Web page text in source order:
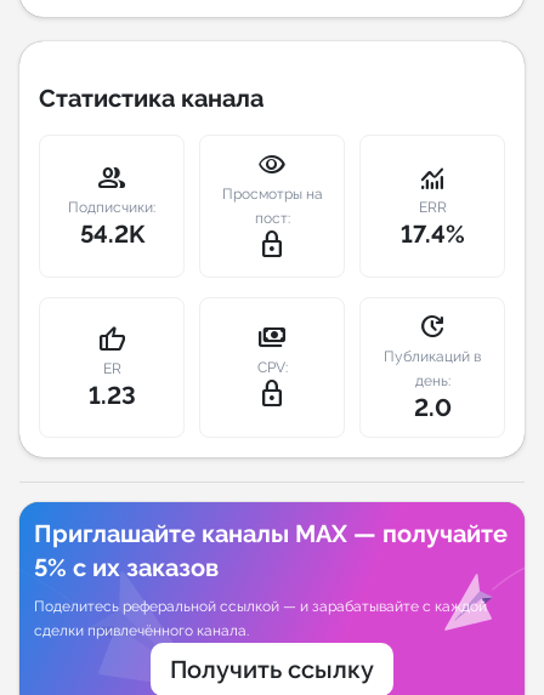
Индекс читаемости каналов в Telegram
Аналитика MAX каналов
Индивидуальное сопровождение
Аналитика Telegram
Статистика канала
group
Подписчики:
54.2K
visibility
Просмотры на
пост:
lock_outline
monitoring
ERR
17.4%
thumb_up
ER
1.23
payments
CPV:
lock_outline
update
Публикаций в
день:
2.0
Приглашайте каналы MAX — получайте
5% с их заказов
Поделитесь реферальной ссылкой — и зарабатывайте с каждой
сделки привлечённого канала.
Получить ссылку